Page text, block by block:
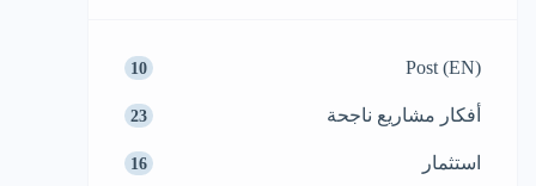
Post (EN)
10
أفكار مشاريع ناجحة 23
استثمار 16